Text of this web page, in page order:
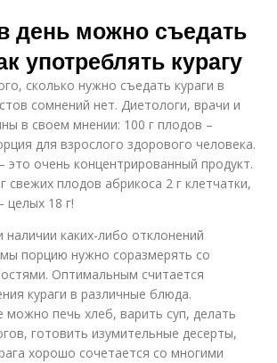
день можно съедать
употреблять курагу
сколько нужно съедать кураги в
сомнений нет. Диетологи, врачи и
в своем мнении: 100 г плодов –
для взрослого здорового человека.
это очень концентрированный продукт.
свежих плодов абрикоса 2 г клетчатки,
целых 18 г!
наличии каких-либо отклонений
порцию нужно соразмерять со
Оптимальным считается
кураги в различные блюда.
можно печь хлеб, варить суп, делать
готовить изумительные десерты,
хорошо сочетается со многими